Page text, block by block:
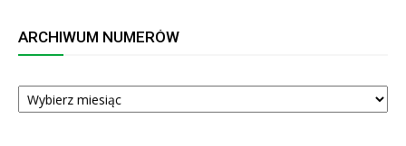
ARCHIWUM NUMERÓW
ARCHIWUM
NUMERÓW